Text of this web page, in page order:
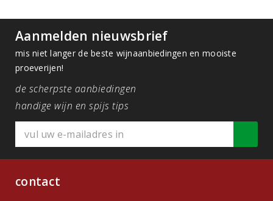
Aanmelden nieuwsbrief
mis niet langer de beste wijnaanbiedingen en mooiste
proeverijen!
de scherpste aanbiedingen
handige wijn en spijs tips
contact